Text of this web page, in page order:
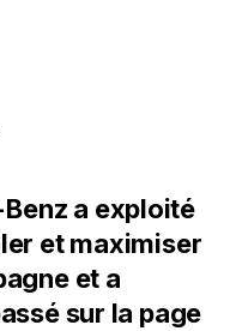
a exploité
et maximiser
et a
sur la page